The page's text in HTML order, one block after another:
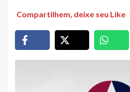
Compartilhem, deixe seu Like